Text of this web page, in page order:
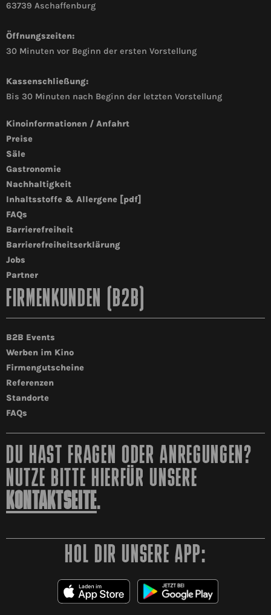
63739 Aschaffenburg
Öffnungszeiten:
30 Minuten vor Beginn der ersten Vorstellung
Kassenschließung:
Bis 30 Minuten nach Beginn der letzten Vorstellung
Kinoinformationen / Anfahrt
Preise
Säle
Gastronomie
Nachhaltigkeit
Inhaltsstoffe & Allergene [pdf]
FAQs
Barrierefreiheit
Barrierefreiheitserklärung
Jobs
Partner
FIRMENKUNDEN (B2B)
B2B Events
Werben im Kino
Firmengutscheine
Referenzen
Standorte
FAQs
DU HAST FRAGEN ODER ANREGUNGEN?
NUTZE BITTE HIERFÜR UNSERE
KONTAKTSEITE.
HOL DIR UNSERE APP: